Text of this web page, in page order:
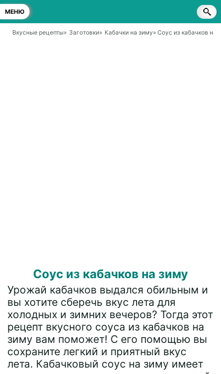
МЕНЮ
Вкусные рецепты» Заготовки» Кабачки на зиму» Соус из кабачков на
Соус из кабачков на зиму
Урожай кабачков выдался обильным и
вы хотите сберечь вкус лета для
холодных и зимних вечеров? Тогда этот
рецепт вкусного соуса из кабачков на
зиму вам поможет! С его помощью вы
сохраните легкий и приятный вкус
лета. Кабачковый соус на зиму имеет